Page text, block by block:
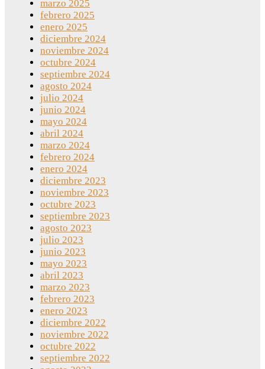
marzo 2025
febrero 2025
enero 2025
diciembre 2024
noviembre 2024
octubre 2024
septiembre 2024
agosto 2024
julio 2024
junio 2024
mayo 2024
abril 2024
marzo 2024
febrero 2024
enero 2024
diciembre 2023
noviembre 2023
octubre 2023
septiembre 2023
agosto 2023
julio 2023
junio 2023
mayo 2023
abril 2023
marzo 2023
febrero 2023
enero 2023
diciembre 2022
noviembre 2022
octubre 2022
septiembre 2022